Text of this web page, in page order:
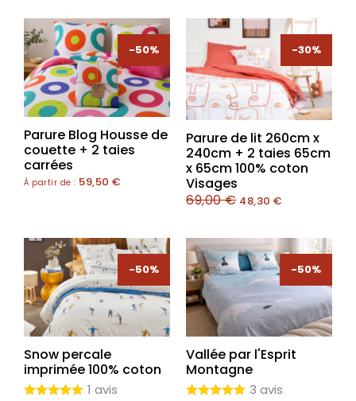
-50%
Parure Blog Housse de
couette + 2 taies
carrées
À partir de : 59,50 €
-30%
-30%
Parure de lit 260cm x
240cm + 2 taies 65cm
x 65cm 100% coton
Visages
69,00€ 48,30 €
-50%
Snow percale
imprimée 100% coton
1 avis
-50%
Vallée par l'Esprit
Montagne
3 avis